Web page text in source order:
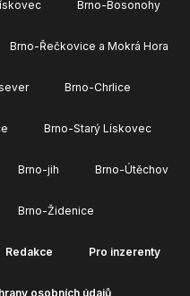
Brno-Bosonohy
Brno-Řečkovice a Mokrá Hora
Brno-Chrlice
Brno-Starý Lískovec
Brno-jih Brno-Útěchov
Brno-Židenice
Redakce Pro inzerenty
osobních údajů